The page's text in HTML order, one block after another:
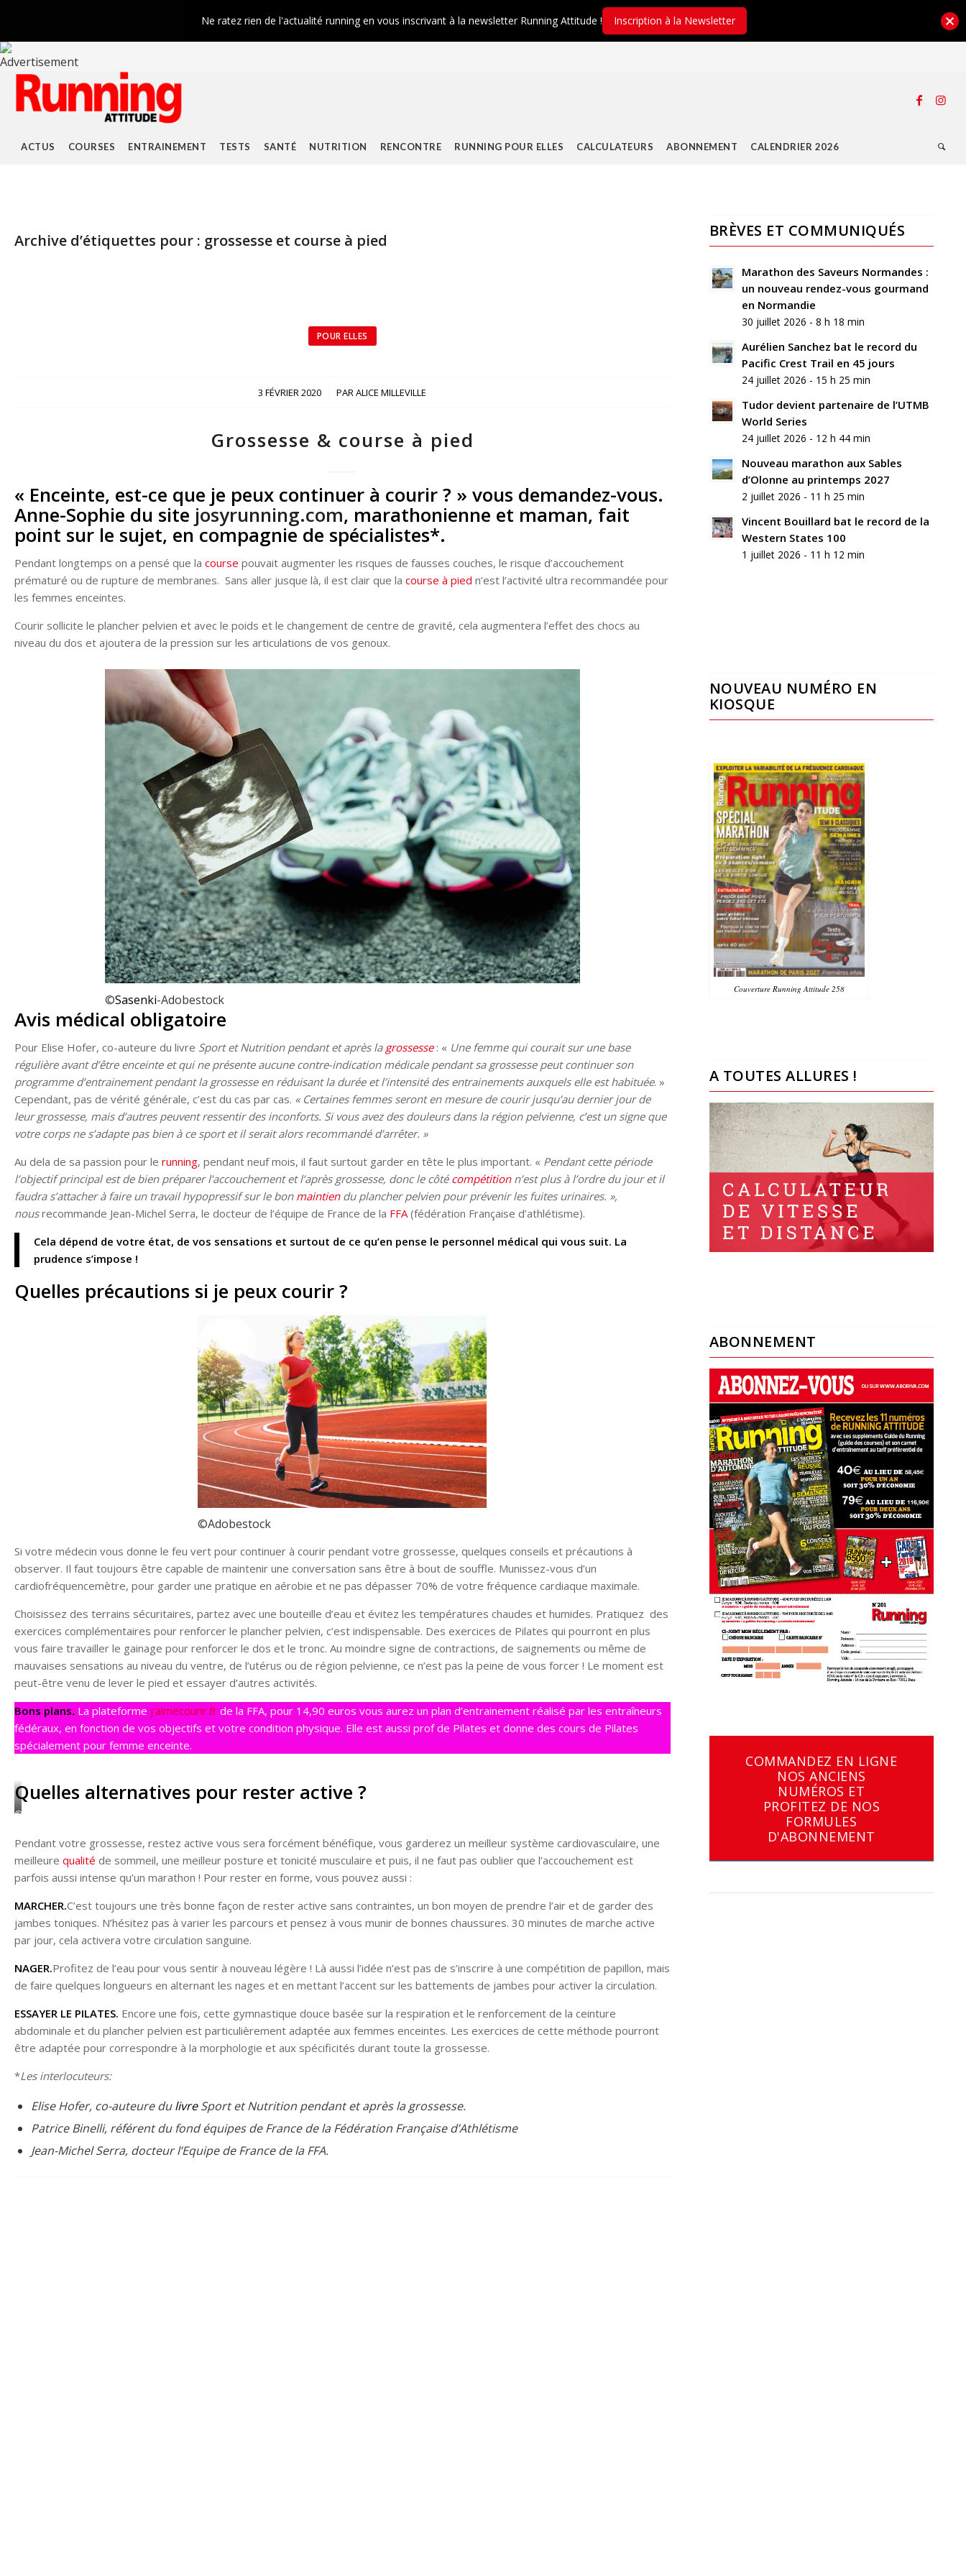
ACTUS COURSES ENTRAINEMENT TESTS SANTÉ NUTRITION RENCONTRE RUNNING POUR ELLES CALCULATEURS ABONNEMENT CALENDRIER 2026
Archive d’étiquettes pour : grossesse et course à pied
POUR ELLES
3 FÉVRIER 2020
/ PARALICE MILLEVILLE
Grossesse & course à pied
« Enceinte, est-ce que je peux continuer à courir ? » vous demandez-vous.
Anne-Sophie du site josyrunning.com, marathonienne et maman, fait
point sur le sujet, en compagnie de spécialistes*.
Pendant longtemps on a pensé que la course pouvait augmenter les risques de fausses couches, le risque d’accouchement
prématuré ou de rupture de membranes. Sans aller jusque là, il est clair que la course à pied n’est l’activité ultra recommandée pour
les femmes enceintes.
Courir sollicite le plancher pelvien et avec le poids et le changement de centre de gravité, cela augmentera l’effet des chocs au
niveau du dos et ajoutera de la pression sur les articulations de vos genoux.
©Sasenki-Adobestock
Avis médical obligatoire
Pour Elise Hofer, co-auteure du livre Sport et Nutrition pendant et après la grossesse: « Une femme qui courait sur une base
régulière avant d’être enceinte et qui ne présente aucune contre-indication médicale pendant sa grossesse peut continuer son
programme d’entrainement pendant la grossesse en réduisant la durée et l’intensité des entrainements auxquels elle est habituée. »
Cependant, pas de vérité générale, c’est du cas par cas. « Certaines femmes seront en mesure de courir jusqu’au dernier jour de
leur grossesse, mais d’autres peuvent ressentir des inconforts. Si vous avez des douleurs dans la région pelvienne, c’est un signe que
votre corps ne s’adapte pas bien à ce sport et il serait alors recommandé d’arrêter. »
Au dela de sa passion pour le running, pendant neuf mois, il faut surtout garder en tête le plus important. « Pendant cette période
l’objectif principal est de bien préparer l’accouchement et l’après grossesse, donc le côté compétitionn’est plus à l’ordre du jour et il
faudra s’attacher à faire un travail hypopressif sur le bon maintiendu plancher pelvien pour prévenir les fuites urinaires. »,
nousrecommande Jean-Michel Serra, le docteur de l’équipe de France de la FFA (fédération Française d’athlétisme).
Cela dépend de votre état, de vos sensations et surtout de ce qu’en pense le personnel médical qui vous suit. La
prudence s’impose !
Quelles précautions si je peux courir ?
©Adobestock
Si votre médecin vous donne le feu vert pour continuer à courir pendant votre grossesse, quelques conseils et précautions à
observer. Il faut toujours être capable de maintenir une conversation sans être à bout de souffle. Munissez-vous d’un
cardiofréquencemètre, pour garder une pratique en aérobie et ne pas dépasser 70% de votre fréquence cardiaque maximale.
Choisissez des terrains sécuritaires, partez avec une bouteille d’eau et évitez les températures chaudes et humides. Pratiquez des
exercices complémentaires pour renforcer le plancher pelvien, c’est indispensable. Des exercices de Pilates qui pourront en plus
vous faire travailler le gainage pour renforcer le dos et le tronc. Au moindre signe de contractions, de saignements ou même de
mauvaises sensations au niveau du ventre, de l’utérus ou de région pelvienne, ce n’est pas la peine de vous forcer ! Le moment est
peut-être venu de lever le pied et essayer d’autres activités.
Bons plans. La plateforme j’aimecourir.fr de la FFA, pour 14,90 euros vous aurez un plan d’entrainement réalisé par les entraîneurs
fédéraux, en fonction de vos objectifs et votre condition physique. Elle est aussi prof de Pilates et donne des cours de Pilates
spécialement pour femme enceinte.
Quelles alternatives pour rester active ?
©Adobestock
Pendant votre grossesse, restez active vous sera forcément bénéfique, vous garderez un meilleur système cardiovasculaire, une
meilleure qualité de sommeil, une meilleur posture et tonicité musculaire et puis, il ne faut pas oublier que l’accouchement est
parfois aussi intense qu’un marathon ! Pour rester en forme, vous pouvez aussi :
MARCHER.C’est toujours une très bonne façon de rester active sans contraintes, un bon moyen de prendre l’air et de garder des
jambes toniques. N’hésitez pas à varier les parcours et pensez à vous munir de bonnes chaussures. 30 minutes de marche active
par jour, cela activera votre circulation sanguine.
NAGER.Profitez de l’eau pour vous sentir à nouveau légère ! Là aussi l’idée n’est pas de s’inscrire à une compétition de papillon, mais
de faire quelques longueurs en alternant les nages et en mettant l’accent sur les battements de jambes pour activer la circulation.
ESSAYER LE PILATES. Encore une fois, cette gymnastique douce basée sur la respiration et le renforcement de la ceinture
abdominale et du plancher pelvien est particulièrement adaptée aux femmes enceintes. Les exercices de cette méthode pourront
être adaptée pour correspondre à la morphologie et aux spécificités durant toute la grossesse.
*Les interlocuteurs:
Elise Hofer, co-auteure dulivreSport et Nutrition pendant et après la grossesse.
Patrice Binelli, référent du fond équipes de France de la Fédération Française d’Athlétisme
Jean-Michel Serra, docteur l’Equipe de France de la FFA.
BRÈVES ET COMMUNIQUÉS
Marathon des Saveurs Normandes :
un nouveau rendez-vous gourmand
en Normandie
30 juillet 2026 - 8 h 18 min
Aurélien Sanchez bat le record du
Pacific Crest Trail en 45 jours
24 juillet 2026 - 15 h 25 min
Tudor devient partenaire de l’UTMB
World Series
24 juillet 2026 - 12 h 44 min
Nouveau marathon aux Sables
d’Olonne au printemps 2027
2 juillet 2026 - 11 h 25 min
Vincent Bouillard bat le record de la
Western States 100
1 juillet 2026 - 11 h 12 min
NOUVEAU NUMÉRO EN
KIOSQUE
Couverture Running Attitude 258
A TOUTES ALLURES !
ABONNEMENT
COMMANDEZ EN LIGNE
NOS ANCIENS
NUMÉROS ET
PROFITEZ DE NOS
FORMULES
D'ABONNEMENT
Ne ratez rien de l'actualité running en vous inscrivant à la newsletter Running Attitude ! Inscription à la Newsletter